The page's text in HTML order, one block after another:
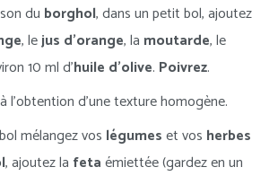
du borghol, dans un petit bol, ajoutez
, lejus d’orange, la moutarde, le
10 ml d’huile d’olive. Poivrez.
l’obtention d’une texture homogène.
mélangez vos légumeset vos herbes
, ajoutez la fetaémiettée (gardez en un